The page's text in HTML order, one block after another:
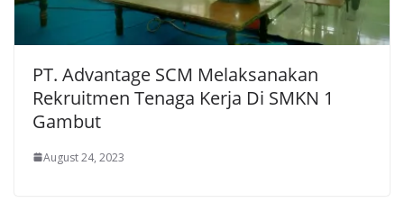
PT. Advantage SCM Melaksanakan
Rekruitmen Tenaga Kerja Di SMKN 1
Gambut
August 24, 2023